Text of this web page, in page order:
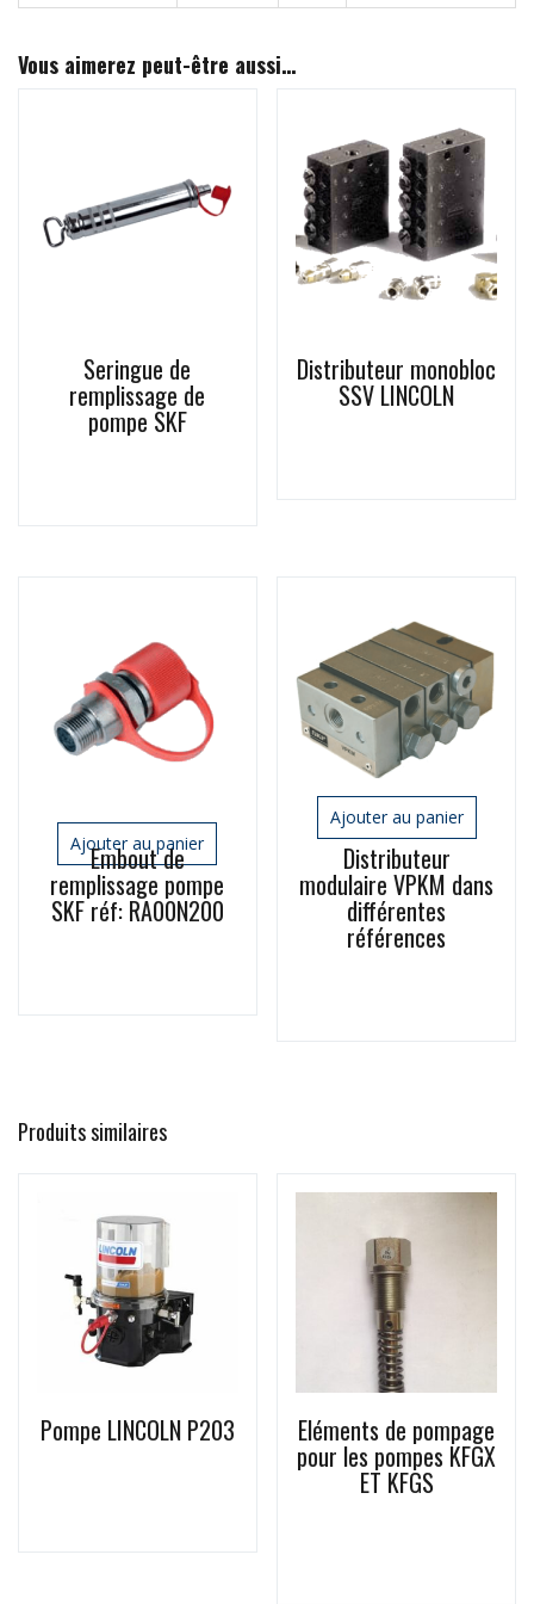
Vous aimerez peut-être aussi…
Seringue de
remplissage de
pompe SKF
Ajouter au panier
Distributeur monobloc
SSV LINCOLN
Ajouter au panier
Embout de
remplissage pompe
SKF réf: RA00N200
Choix des options
Distributeur
modulaire VPKM dans
différentes
références
Choix des options
Produits similaires
Pompe LINCOLN P203 Eléments de pompage
pour les pompes KFGX
ET KFGS